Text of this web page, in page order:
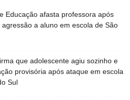
Educação afasta professora após
a aluno em escola de São
que adolescente agiu sozinho e
provisória após ataque em escola
Sul